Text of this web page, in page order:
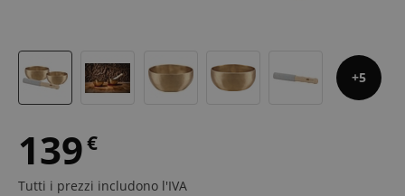
5
139€
Tutti i prezzi includono l'IVA